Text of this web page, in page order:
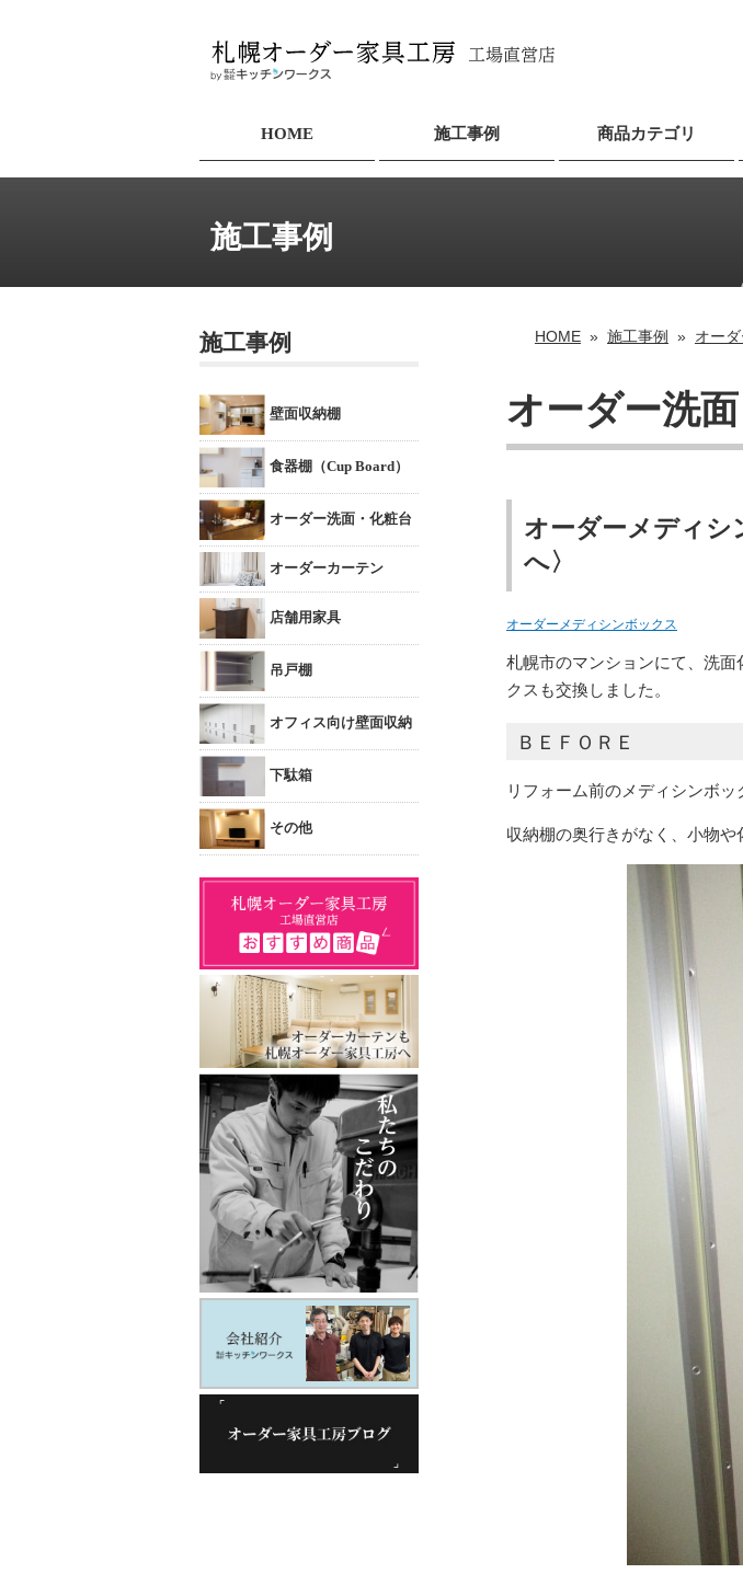
HOME 施工事例 商品カテゴリ
施工事例
HOME » 施工事例 » オー
オーダー洗
オーダーメディシ
へ〉
オーダーメディシンボックス
札幌市のマンションにて、洗
クスも交換しました。
ＢＥＦＯＲＥ
リフォーム前のメディシンボ
収納棚の奥行きがなく、小物や
施工事例
壁面収納棚
食器棚（Cup Board）
オーダー洗面・化粧台
オーダーカーテン
店舗用家具
吊戸棚
オフィス向け壁面収納
下駄箱
その他